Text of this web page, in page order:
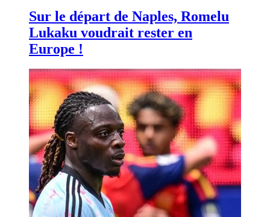
Sur le départ de Naples, Romelu
Lukaku voudrait rester en
Europe !